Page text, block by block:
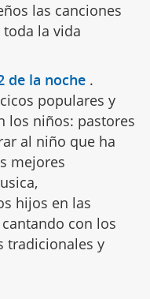
las canciones
la vida
de la noche .
populares y
los niños: pastores
al niño que ha
mejores
hijos en las
con los
tradicionales y